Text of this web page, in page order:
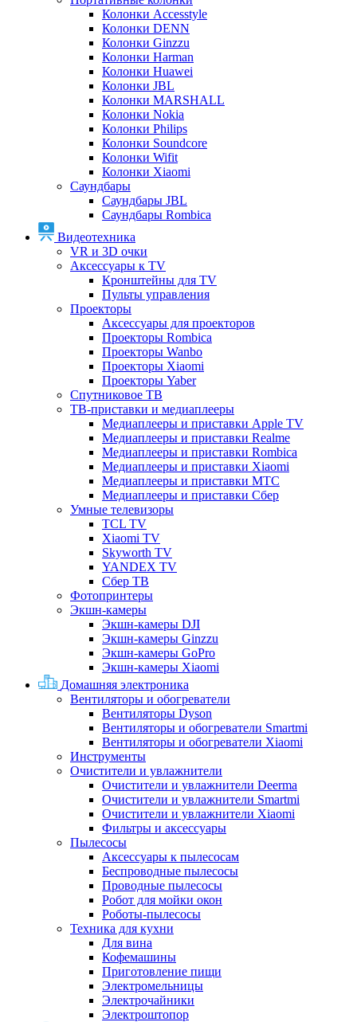
Колонки Accesstyle
Колонки DENN
Колонки Ginzzu
Колонки Harman
Колонки Huawei
Колонки JBL
Колонки MARSHALL
Колонки Nokia
Колонки Philips
Колонки Soundcore
Колонки Wifit
Колонки Xiaomi
Саундбары
Саундбары JBL
Саундбары Rombica
Видеотехника
VR и 3D очки
Аксессуары к TV
Кронштейны для TV
Пульты управления
Проекторы
Аксессуары для проекторов
Проекторы Rombica
Проекторы Wanbo
Проекторы Xiaomi
Проекторы Yaber
Спутниковое ТВ
ТВ-приставки и медиаплееры
Медиаплееры и приставки Apple TV
Медиаплееры и приставки Realme
Медиаплееры и приставки Rombica
Медиаплееры и приставки Xiaomi
Медиаплееры и приставки МТС
Медиаплееры и приставки Сбер
Умные телевизоры
TCL TV
Xiaomi TV
Skyworth TV
YANDEX TV
Сбер ТВ
Фотопринтеры
Экшн-камеры
Экшн-камеры DJI
Экшн-камеры Ginzzu
Экшн-камеры GoPro
Экшн-камеры Xiaomi
Домашняя электроника
Вентиляторы и обогреватели
Вентиляторы Dyson
Вентиляторы и обогреватели Smartmi
Вентиляторы и обогреватели Xiaomi
Инструменты
Очистители и увлажнители
Очистители и увлажнители Deerma
Очистители и увлажнители Smartmi
Очистители и увлажнители Xiaomi
Фильтры и аксессуары
Пылесосы
Аксессуары к пылесосам
Беспроводные пылесосы
Проводные пылесосы
Робот для мойки окон
Роботы-пылесосы
Техника для кухни
Для вина
Кофемашины
Приготовление пищи
Электромельницы
Электрочайники
Электроштопор